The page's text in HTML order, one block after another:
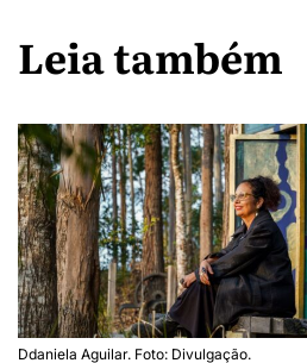
Leia também
Ddaniela Aguilar. Foto: Divulgação.